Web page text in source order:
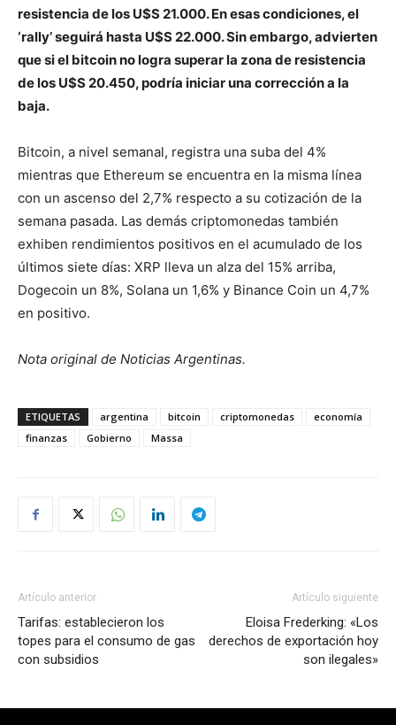
resistencia de los U$S 21.000. En esas condiciones, el
‘rally’ seguirá hasta U$S 22.000. Sin embargo, advierten
que si el bitcoin no logra superar la zona de resistencia
de los U$S 20.450, podría iniciar una corrección a la
baja.
Bitcoin, a nivel semanal, registra una suba del 4%
mientras que Ethereum se encuentra en la misma línea
con un ascenso del 2,7% respecto a su cotización de la
semana pasada. Las demás criptomonedas también
exhiben rendimientos positivos en el acumulado de los
últimos siete días: XRP lleva un alza del 15% arriba,
Dogecoin un 8%, Solana un 1,6% y Binance Coin un 4,7%
en positivo.
Nota original de Noticias Argentinas.
ETIQUETAS argentina bitcoin criptomonedas
economía
finanzas
Gobierno Massa
Artículo anterior
Tarifas: establecieron los
topes para el consumo de gas
con subsidios
Artículo siguiente
Eloisa Frederking: «Los
derechos de exportación hoy
son ilegales»